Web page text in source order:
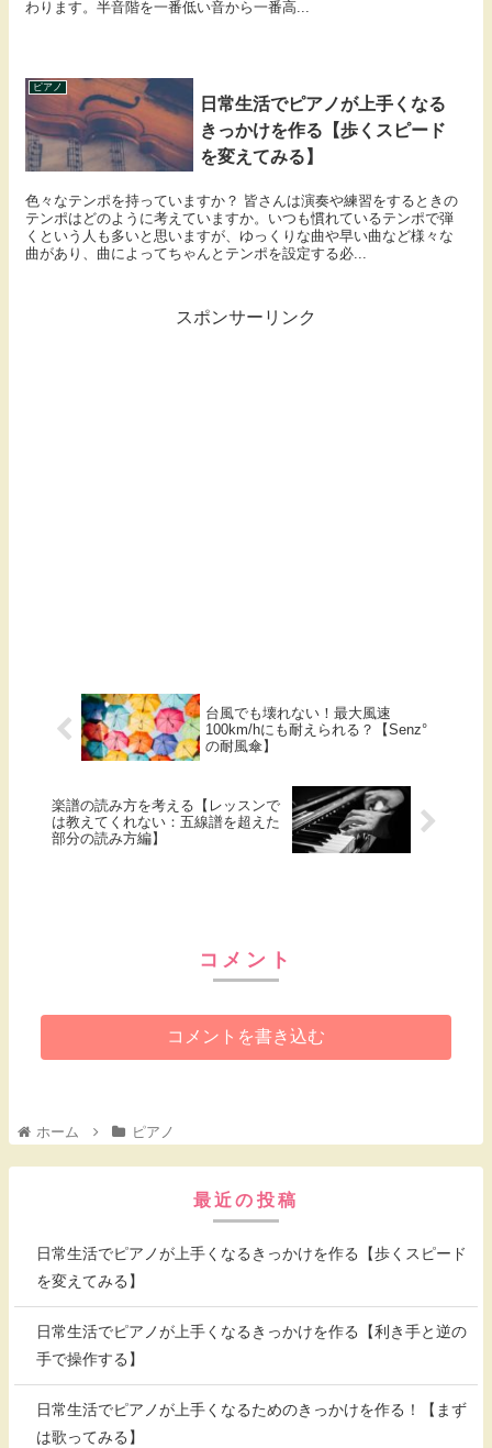
わります。半音階を一番低い音から一番高...
ピアノ
日常生活でピアノが上手くなる
きっかけを作る【歩くスピード
を変えてみる】
色々なテンポを持っていますか？ 皆さんは演奏や練習をするときの
テンポはどのように考えていますか。いつも慣れているテンポで弾
くという人も多いと思いますが、ゆっくりな曲や早い曲など様々な
曲があり、曲によってちゃんとテンポを設定する必...
スポンサーリンク
台風でも壊れない！最大風速
100km/hにも耐えられる？【Senz°
の耐風傘】
楽譜の読み方を考える【レッスンで
は教えてくれない：五線譜を超えた
部分の読み方編】
コメント
コメントを書き込む
ホーム ピアノ
最近の投稿
日常生活でピアノが上手くなるきっかけを作る【歩くスピード
を変えてみる】
日常生活でピアノが上手くなるきっかけを作る【利き手と逆の
手で操作する】
日常生活でピアノが上手くなるためのきっかけを作る！【まず
は歌ってみる】